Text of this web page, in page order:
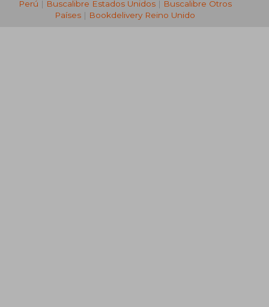
Perú | Buscalibre Estados Unidos| Buscalibre Otros
Países | Bookdelivery Reino Unido